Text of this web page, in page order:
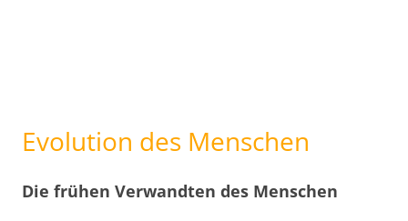
Evolution des Menschen
Die frühen Verwandten des Menschen